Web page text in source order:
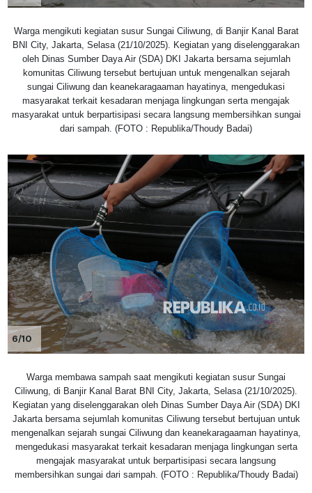
Warga mengikuti kegiatan susur Sungai Ciliwung, di Banjir Kanal Barat
BNI City, Jakarta, Selasa (21/10/2025). Kegiatan yang diselenggarakan
oleh Dinas Sumber Daya Air (SDA) DKI Jakarta bersama sejumlah
komunitas Ciliwung tersebut bertujuan untuk mengenalkan sejarah
sungai Ciliwung dan keanekaragaaman hayatinya, mengedukasi
masyarakat terkait kesadaran menjaga lingkungan serta mengajak
masyarakat untuk berpartisipasi secara langsung membersihkan sungai
dari sampah. (FOTO : Republika/Thoudy Badai)
6/10
Warga membawa sampah saat mengikuti kegiatan susur Sungai
Ciliwung, di Banjir Kanal Barat BNI City, Jakarta, Selasa (21/10/2025).
Kegiatan yang diselenggarakan oleh Dinas Sumber Daya Air (SDA) DKI
Jakarta bersama sejumlah komunitas Ciliwung tersebut bertujuan untuk
mengenalkan sejarah sungai Ciliwung dan keanekaragaaman hayatinya,
mengedukasi masyarakat terkait kesadaran menjaga lingkungan serta
mengajak masyarakat untuk berpartisipasi secara langsung
membersihkan sungai dari sampah. (FOTO : Republika/Thoudy Badai)